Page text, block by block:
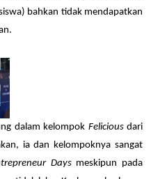
bahkan tidak mendapatkan
dalam kelompok Felicious dari
ia dan kelompoknya sangat
Days meskipun pada